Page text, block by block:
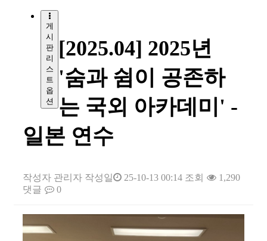
게
시
판
리
스
트
옵
션
[2025.04] 2025년
'숨과 쉼이 공존하
는 국외 아카데미' -
일본 연수
작성자 관리자 작성일 25-10-13 00:14 조회
1,290
댓글
0
본문